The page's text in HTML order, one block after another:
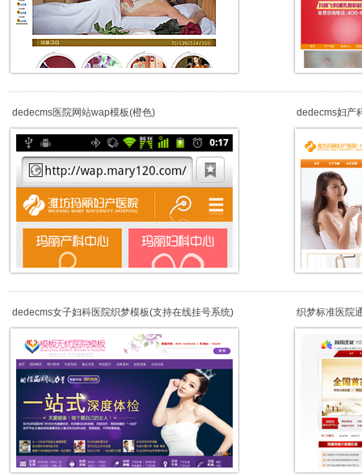
dedecms医院网站wap模板(橙色) dedecms妇产
dedecms女子妇科医院织梦模板(支持在线挂号系统) 织梦标准医院